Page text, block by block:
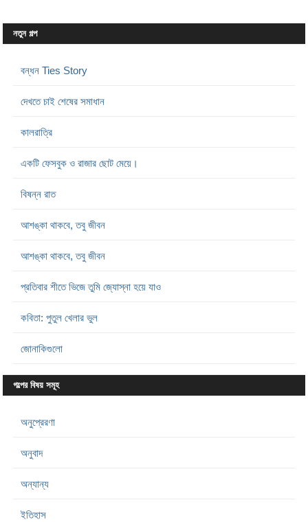
নতুন গল্প
বন্ধন Ties Story
দেখতে চাই শেষের সমাধান
কালরাত্রি
একটি ফেসবুক ও রাজার ছোট মেয়ে।
বিষন্ন রাত
আশঙ্কা থাকবে, তবু জীবন
আশঙ্কা থাকবে, তবু জীবন
প্রতিবার শীতে ভিজে তুমি জ্যোস্না হয়ে যাও
কবিতা: পুতুল খেলার ভুল
জোনাকিগুলো
গল্পের বিষয় সমূহ
অনুপ্রেরণা
অনুবাদ
অন্যান্য
ইতিহাস